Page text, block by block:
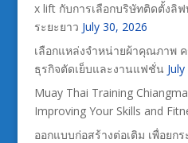
x lift กับการเลือกบริษัทติดตั้งลิ
ระยะยาว July 30, 2026
เลือกแหล่งจำหน่ายผ้าคุณภาพ
ธุรกิจตัดเย็บและงานแฟชั่น
Muay Thai Training
Improving Your Skills and
ออกแบบก่อสร้างต่อเติม เพื่อยก